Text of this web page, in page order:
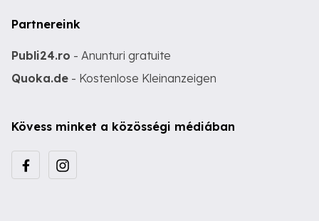
Partnereink
Publi24.ro - Anunturi gratuite
Quoka.de - Kostenlose Kleinanzeigen
Kövess minket a közösségi médiában